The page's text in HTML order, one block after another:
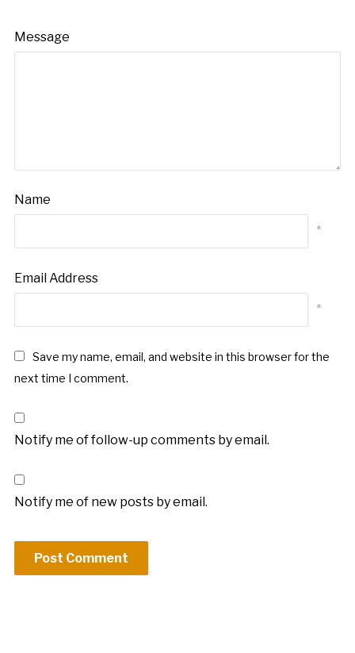
Message
Name
*
Email Address
*
Save my name, email, and website in this browser for the
next time I comment.
Notify me of follow-up comments by email.
Notify me of new posts by email.